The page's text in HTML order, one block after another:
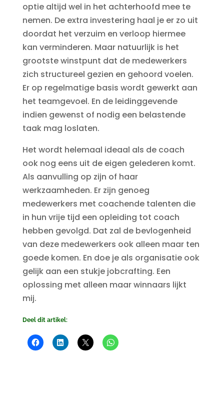
optie altijd wel in het achterhoofd mee te
nemen. De extra investering haal je er zo uit
doordat het verzuim en verloop hiermee
kan verminderen. Maar natuurlijk is het
grootste winstpunt dat de medewerkers
zich structureel gezien en gehoord voelen.
Er op regelmatige basis wordt gewerkt aan
het teamgevoel. En de leidinggevende
indien gewenst of nodig een belastende
taak mag loslaten.
Het wordt helemaal ideaal als de coach
ook nog eens uit de eigen gelederen komt.
Als aanvulling op zijn of haar
werkzaamheden. Er zijn genoeg
medewerkers met coachende talenten die
in hun vrije tijd een opleiding tot coach
hebben gevolgd. Dat zal de bevlogenheid
van deze medewerkers ook alleen maar ten
goede komen. En doe je als organisatie ook
gelijk aan een stukje jobcrafting. Een
oplossing met alleen maar winnaars lijkt
mij.
Deel dit artikel: